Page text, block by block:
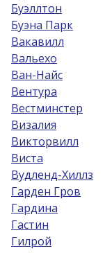
Буэллтон
Буэна Парк
Вакавилл
Вальехо
Ван-Найс
Вентура
Вестминстер
Визалия
Викторвилл
Виста
Вудленд-Хиллз
Гарден Гров
Гардина
Гастин
Гилрой